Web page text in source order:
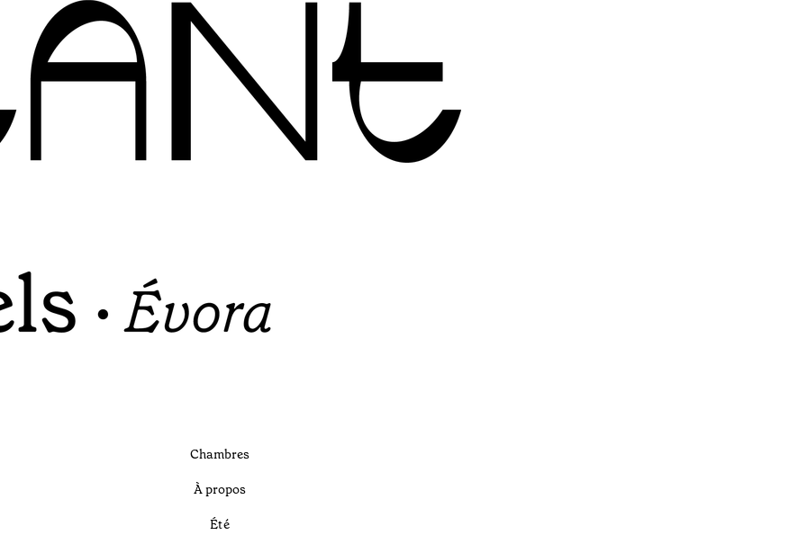
Chambres
À propos
Été